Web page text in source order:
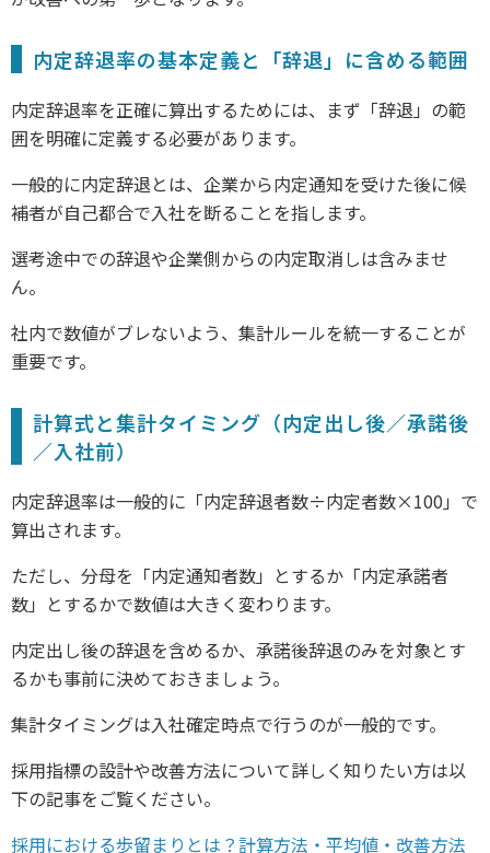
内定辞退率の基本定義と「辞退」に含める範囲
内定辞退率を正確に算出するためには、まず「辞退」の範
囲を明確に定義する必要があります。
一般的に内定辞退とは、企業から内定通知を受けた後に候
補者が自己都合で入社を断ることを指します。
選考途中での辞退や企業側からの内定取消しは含みませ
ん。
社内で数値がブレないよう、集計ルールを統一することが
重要です。
計算式と集計タイミング（内定出し後／承諾後
／入社前）
内定辞退率は一般的に「内定辞退者数÷内定者数×100」で
算出されます。
ただし、分母を「内定通知者数」とするか「内定承諾者
数」とするかで数値は大きく変わります。
内定出し後の辞退を含めるか、承諾後辞退のみを対象とす
るかも事前に決めておきましょう。
集計タイミングは入社確定時点で行うのが一般的です。
採用指標の設計や改善方法について詳しく知りたい方は以
下の記事をご覧ください。
採用における歩留まりとは？計算方法・平均値・改善方法